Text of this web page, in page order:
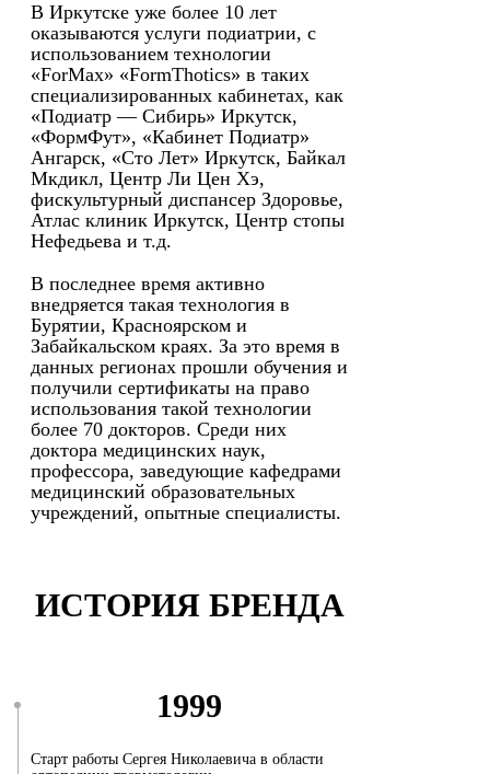
В Иркутске уже более 10 лет
оказываются услуги подиатрии, с
использованием технологии
«ForMax» «FormThotics» в таких
специализированных кабинетах, как
«Подиатр — Сибирь» Иркутск,
«ФормФут», «Кабинет Подиатр»
Ангарск, «Сто Лет» Иркутск, Байкал
Мкдикл, Центр Ли Цен Хэ,
фискультурный диспансер Здоровье,
Атлас клиник Иркутск, Центр стопы
Нефедьева и т.д.
В последнее время активно
внедряется такая технология в
Бурятии, Красноярском и
Забайкальском краях. За это время в
данных регионах прошли обучения и
получили сертификаты на право
использования такой технологии
более 70 докторов. Среди них
доктора медицинских наук,
профессора, заведующие кафедрами
медицинский образовательных
учреждений, опытные специалисты.
ИСТОРИЯ БРЕНДА
1999
Старт работы Сергея Николаевича в области